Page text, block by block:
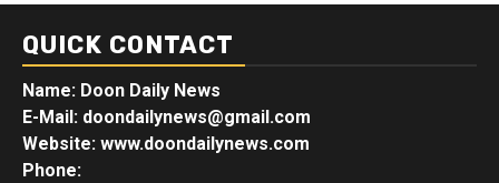
QUICK CONTACT
Name: Doon Daily News
E-Mail: doondailynews@gmail.com
Website: www.doondailynews.com
Phone: